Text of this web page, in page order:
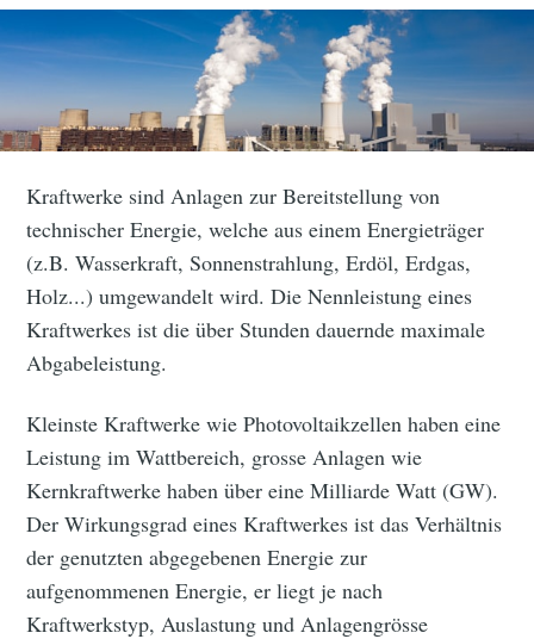
Kraftwerke sind Anlagen zur Bereitstellung von
technischer Energie, welche aus einem Energieträger
(z.B. Wasserkraft, Sonnenstrahlung, Erdöl, Erdgas,
Holz...) umgewandelt wird. Die Nennleistung eines
Kraftwerkes ist die über Stunden dauernde maximale
Abgabeleistung.
Kleinste Kraftwerke wie Photovoltaikzellen haben eine
Leistung im Wattbereich, grosse Anlagen wie
Kernkraftwerke haben über eine Milliarde Watt (GW).
Der Wirkungsgrad eines Kraftwerkes ist das Verhältnis
der genutzten abgegebenen Energie zur
aufgenommenen Energie, er liegt je nach
Kraftwerkstyp, Auslastung und Anlagengrösse